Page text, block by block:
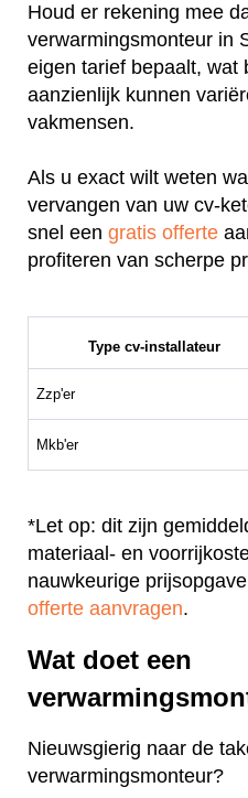
Houd er rekening mee
verwarmingsmonteur in
eigen tarief bepaalt, wat
aanzienlijk kunnen
vakmensen.
Als u exact wilt weten
vervangen van uw cv-
snel een gratis offerte
profiteren van scherpe
Type cv-installateur
Zzp'er
Mkb'er
*Let op: dit zijn
materiaal- en
nauwkeurige
offerte aanvragen.
Wat doet een
Nieuwsgierig naar de
verwarmingsmonteur?